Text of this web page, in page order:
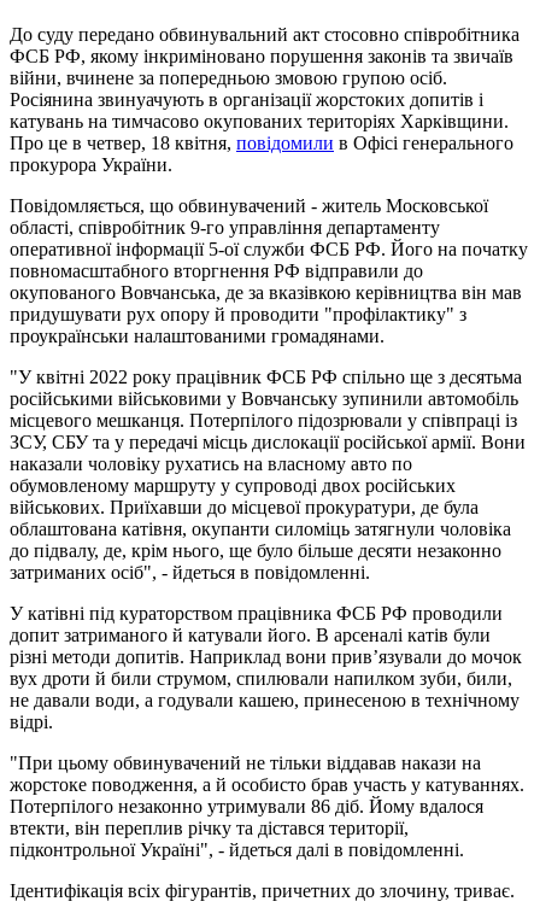
До суду передано обвинувальний акт стосовно співробітника
ФСБ РФ, якому інкриміновано порушення законів та звичаїв
війни, вчинене за попередньою змовою групою осіб.
Росіянина звинуачують в організації жорстоких допитів і
катувань на тимчасово окупованих територіях Харківщини.
Про це в четвер, 18 квітня, повідомили в Офісі генерального
прокурора України.
Повідомляється, що обвинувачений - житель Московської
області, співробітник 9-го управління департаменту
оперативної інформації 5-ої служби ФСБ РФ. Його на початку
повномасштабного вторгнення РФ відправили до
окупованого Вовчанська, де за вказівкою керівництва він мав
придушувати рух опору й проводити "профілактику" з
проукраїнськи налаштованими громадянами.
"У квітні 2022 року працівник ФСБ РФ спільно ще з десятьма
російськими військовими у Вовчанську зупинили автомобіль
місцевого мешканця. Потерпілого підозрювали у співпраці із
ЗСУ, СБУ та у передачі місць дислокації російської армії. Вони
наказали чоловіку рухатись на власному авто по
обумовленому маршруту у супроводі двох російських
військових. Приїхавши до місцевої прокуратури, де була
облаштована катівня, окупанти силоміць затягнули чоловіка
до підвалу, де, крім нього, ще було більше десяти незаконно
затриманих осіб", - йдеться в повідомленні.
У катівні під кураторством працівника ФСБ РФ проводили
допит затриманого й катували його. В арсеналі катів були
різні методи допитів. Наприклад вони привʼязували до мочок
вух дроти й били струмом, спилювали напилком зуби, били,
не давали води, а годували кашею, принесеною в технічному
відрі.
"При цьому обвинувачений не тільки віддавав накази на
жорстоке поводження, а й особисто брав участь у катуваннях.
Потерпілого незаконно утримували 86 діб. Йому вдалося
втекти, він переплив річку та дістався території,
підконтрольної Україні", - йдеться далі в повідомленні.
Ідентифікація всіх фігурантів, причетних до злочину, триває.